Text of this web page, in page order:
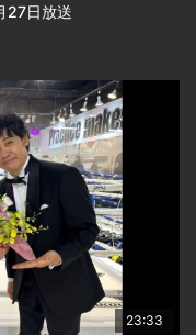
日放送
23:33